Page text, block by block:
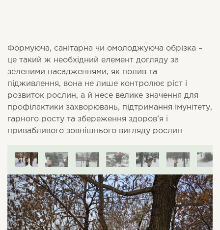
Формуюча, санітарна чи омолоджуюча обрізка –
це такий ж необхідний елемент догляду за
зеленими насадженнями, як полив та
підживлення, вона не лише контролює ріст і
розвиток рослин, а й несе велике значення для
профілактики захворювань, підтримання імунітету,
гарного росту та збереження здоров’я і
привабливого зовнішнього вигляду рослин